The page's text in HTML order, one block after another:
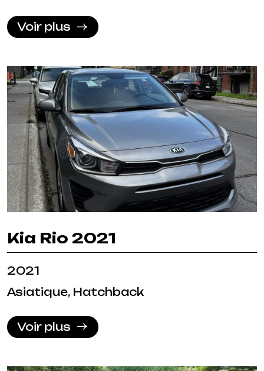
Voir plus
Kia Rio 2021
2021
Asiatique, Hatchback
Voir plus